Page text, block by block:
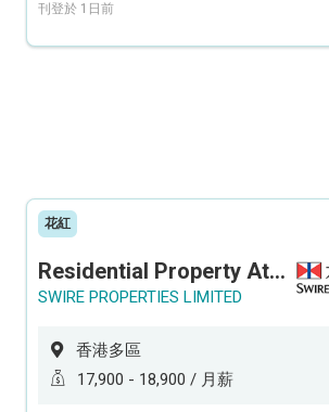
刊登於 1日前
花紅
Residential Property Attendant 住宅物業管理員
SWIRE PROPERTIES LIMITED
香港多區
17,900 - 18,900 / 月薪